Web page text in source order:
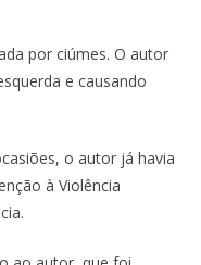
por ciúmes. O autor
e causando
o autor já havia
à Violência